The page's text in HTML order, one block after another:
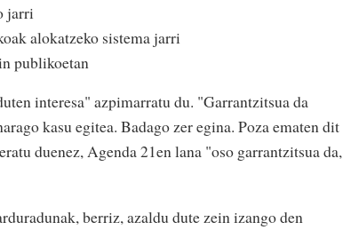
jarri
alokatzeko sistema jarri
publikoetan
interesa" azpimarratu du. "Garrantzitsua da
kasu egitea. Badago zer egina. Poza ematen dit
duenez, Agenda 21en lana "oso garrantzitsua da,
berriz, azaldu dute zein izango den